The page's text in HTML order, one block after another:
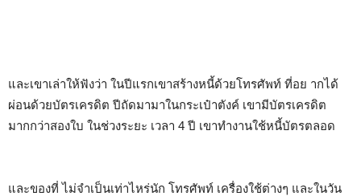
และเขาเล่าให้ฟังว่า ในปีแรกเขาสร้างหนี้ด้วยโทรศัพท์ ที่อย ากได้
ผ่อนด้วยบัตรเครดิต ปีถัดมามาในกระเป๋าตังค์ เขามีบัตรเครดิต
มากกว่าสองใบ ในช่วงระยะ เวลา 4 ปี เขาทำงานใช้หนี้บัตรตลอด
และของที่ ไม่จำเป็นเท่าไหร่นัก โทรศัพท์ เครื่องใช้ต่างๆ และในวัน